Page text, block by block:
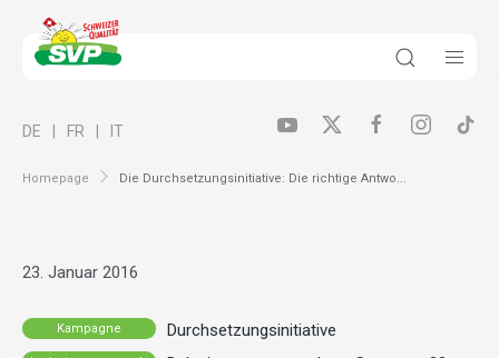
Homepage Die Durchsetzungsinitiative: Die richtige Antwo...
DE FR IT
23. Januar 2016
Kampagne Durchsetzungsinitiative